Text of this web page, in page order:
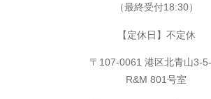
（最終受付18:30）
【定休日】不定休
〒107-0061 港区北青山3-
R&M 801号室